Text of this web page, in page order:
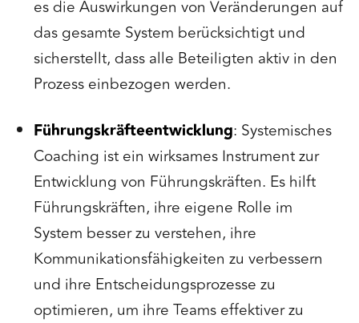
es die Auswirkungen von Veränderungen auf
das gesamte System berücksichtigt und
sicherstellt, dass alle Beteiligten aktiv in den
Prozess einbezogen werden.
Führungskräfteentwicklung: Systemisches
Coaching ist ein wirksames Instrument zur
Entwicklung von Führungskräften. Es hilft
Führungskräften, ihre eigene Rolle im
System besser zu verstehen, ihre
Kommunikationsfähigkeiten zu verbessern
und ihre Entscheidungsprozesse zu
optimieren, um ihre Teams effektiver zu